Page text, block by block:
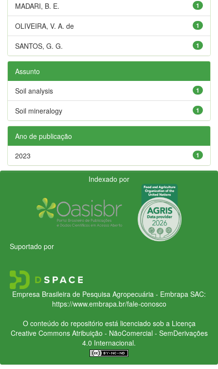
1
MADARI, B. E.
1
OLIVEIRA, V. A. de
1
SANTOS, G. G.
Assunto
1
Soil analysis
1
Soil mineralogy
Ano de publicação
1
2023
Indexado por
Suportado por
Empresa Brasileira de Pesquisa Agropecuária - Embrapa SAC:
https://www.embrapa.br/fale-conosco
O conteúdo do repositório está licenciado sob a Licença
Creative CommonsAtribuição - NãoComercial - SemDerivações
4.0 Internacional.